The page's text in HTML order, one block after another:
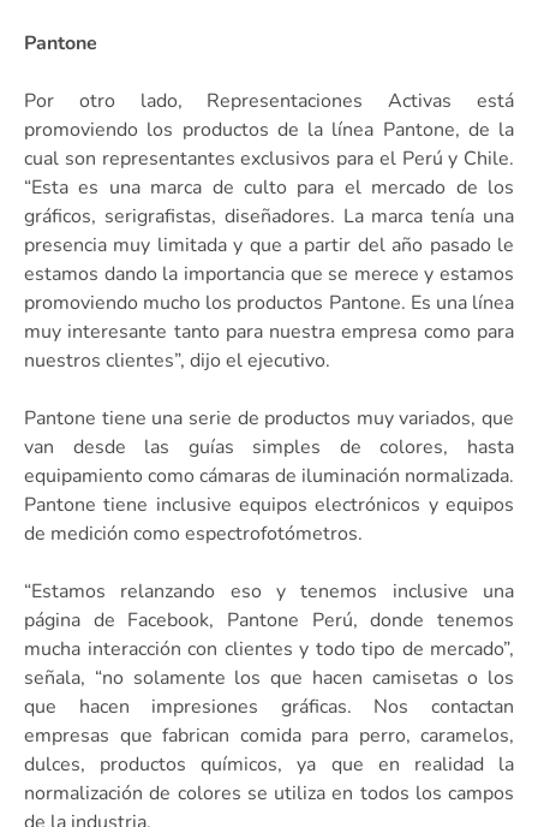
Pantone
Por otro lado, Representaciones Activas está
promoviendo los productos de la línea Pantone, de la
cual son representantes exclusivos para el Perú y Chile.
“Esta es una marca de culto para el mercado de los
gráficos, serigrafistas, diseñadores. La marca tenía una
presencia muy limitada y que a partir del año pasado le
estamos dando la importancia que se merece y estamos
promoviendo mucho los productos Pantone. Es una línea
muy interesante tanto para nuestra empresa como para
nuestros clientes”, dijo el ejecutivo.
Pantone tiene una serie de productos muy variados, que
van desde las guías simples de colores, hasta
equipamiento como cámaras de iluminación normalizada.
Pantone tiene inclusive equipos electrónicos y equipos
de medición como espectrofotómetros.
“Estamos relanzando eso y tenemos inclusive una
página de Facebook, Pantone Perú, donde tenemos
mucha interacción con clientes y todo tipo de mercado”,
señala, “no solamente los que hacen camisetas o los
que hacen impresiones gráficas. Nos contactan
empresas que fabrican comida para perro, caramelos,
dulces, productos químicos, ya que en realidad la
normalización de colores se utiliza en todos los campos